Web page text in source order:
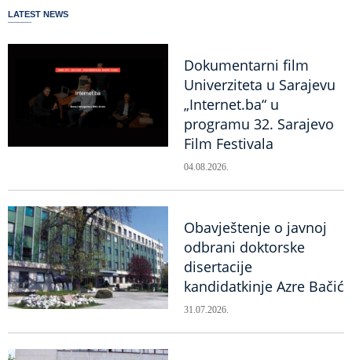
LATEST NEWS
Dokumentarni film
Univerziteta u Sarajevu
„Internet.ba“ u
programu 32. Sarajevo
Film Festivala
04.08.2026.
Obavještenje o javnoj
odbrani doktorske
disertacije
kandidatkinje Azre Bačić
31.07.2026.